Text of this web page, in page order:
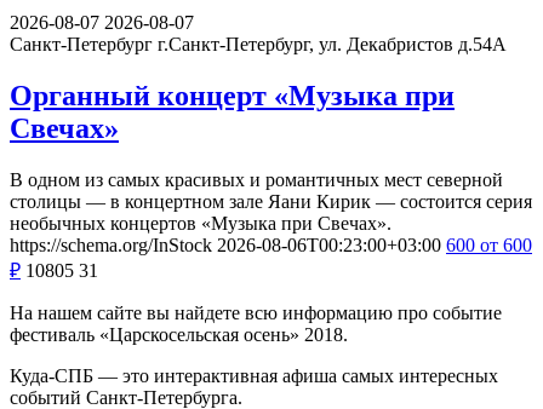
2026-08-07 2026-08-07
Санкт-Петербург г.Санкт-Петербург, ул. Декабристов д.54А
Органный концерт «Музыка при
Свечах»
В одном из самых красивых и романтичных мест северной
столицы — в концертном зале Яани Кирик — состоится серия
необычных концертов «Музыка при Свечах».
https://schema.org/InStock 2026-08-06T00:23:00+03:00 600 от 600
₽ 10805 31
На нашем сайте вы найдете всю информацию про событие
фестиваль «Царскосельская осень» 2018.
Куда-СПБ — это интерактивная афиша самых интересных
событий Санкт-Петербурга.